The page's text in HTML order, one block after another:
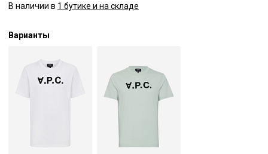
В наличии в 1 бутике и на складе
Варианты